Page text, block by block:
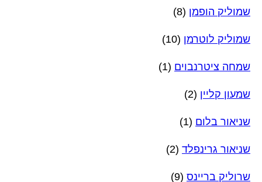
שמוליק הופמן (8)
שמוליק לוטרמן (10)
שמחה ציטרנבוים (1)
שמעון קליין (2)
שניאור בלום (1)
שניאור גרינפלד (2)
שרוליק בריינס (9)